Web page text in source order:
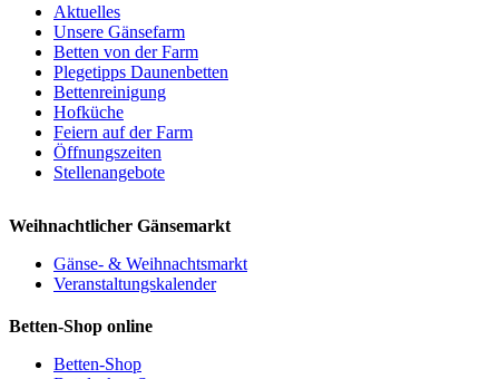
Aktuelles
Unsere Gänsefarm
Betten von der Farm
Plegetipps Daunenbetten
Bettenreinigung
Hofküche
Feiern auf der Farm
Öffnungszeiten
Stellenangebote
Weihnachtlicher Gänsemarkt
Gänse- & Weihnachtsmarkt
Veranstaltungskalender
Betten-Shop online
Betten-Shop